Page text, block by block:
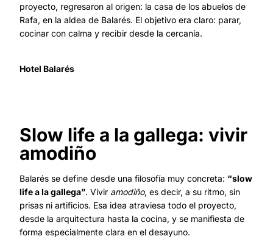
proyecto, regresaron al origen: la casa de los abuelos de
Rafa, en la aldea de Balarés. El objetivo era claro: parar,
cocinar con calma y recibir desde la cercanía.
Hotel Balarés
Slow life a la gallega: vivir
amodiño
Balarés se define desde una filosofía muy concreta: “slow
life a la gallega”. Vivir amodiño, es decir, a su ritmo, sin
prisas ni artificios. Esa idea atraviesa todo el proyecto,
desde la arquitectura hasta la cocina, y se manifiesta de
forma especialmente clara en el desayuno.